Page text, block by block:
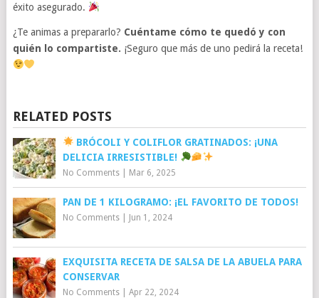
éxito asegurado.
¿Te animas a prepararlo? Cuéntame cómo te quedó y con
quién lo compartiste. ¡Seguro que más de uno pedirá la receta!
RELATED POSTS
BRÓCOLI Y COLIFLOR GRATINADOS: ¡UNA
DELICIA IRRESISTIBLE!
No Comments| Mar 6, 2025
PAN DE 1 KILOGRAMO: ¡EL FAVORITO DE TODOS!
No Comments| Jun 1, 2024
EXQUISITA RECETA DE SALSA DE LA ABUELA PARA
CONSERVAR
No Comments| Apr 22, 2024